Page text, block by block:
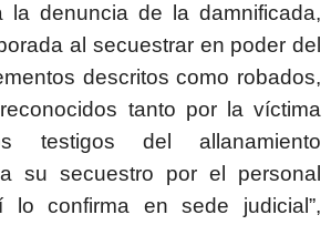
la denuncia de la damnificada,
al secuestrar en poder del
descritos como robados,
tanto por la víctima
testigos del allanamiento
su secuestro por el personal
lo confirma en sede judicial”,